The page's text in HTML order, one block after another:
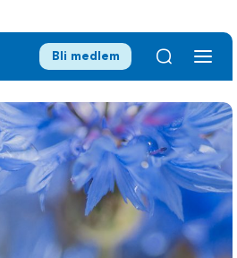
Bli medlem